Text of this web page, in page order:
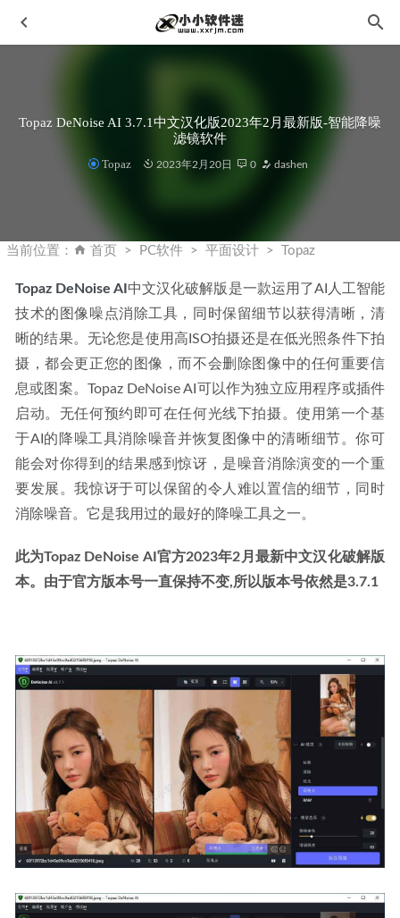
Topaz DeNoise AI 3.7.1中文汉化版2023年2月最新版-智能降噪
滤镜软件
Topaz 2023年2月20日 0 dashen
当前位置： 首页 PC软件 平面设计 Topaz
Topaz DeNoise AI 中文汉化破解版是一款运用了AI人工智能
技术的图像噪点消除工具，同时保留细节以获得清晰，清
晰的结果。无论您是使用高ISO拍摄还是在低光照条件下拍
摄，都会更正您的图像，而不会删除图像中的任何重要信
息或图案。Topaz DeNoise AI可以作为独立应用程序或插件
启动。无任何预约即可在任何光线下拍摄。使用第一个基
于AI的降噪工具消除噪音并恢复图像中的清晰细节。你可
能会对你得到的结果感到惊讶，是噪音消除演变的一个重
要发展。我惊讶于可以保留的令人难以置信的细节，同时
消除噪音。它是我用过的最好的降噪工具之一。
此为Topaz DeNoise AI官方2023年2月最新中文汉化破解版
本。由于官方版本号一直保持不变,所以版本号依然是3.7.1
2023-09-10
2024-09-10
浩辰CAD看图王 v10.4.0 64位中文版+和谐优雅补丁 2026-
08-06
Win11优化大师-Windows 11 Manager v1.1.8.0-中文破解版
2022-11-30
QQ浏览器v10.2.1 for Android 去广告清爽版
2020-04-06